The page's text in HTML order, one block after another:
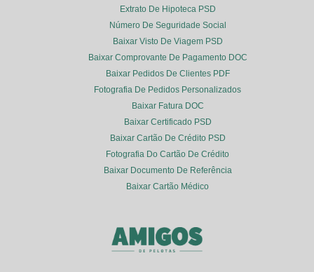
Extrato De Hipoteca PSD
Número De Seguridade Social
Baixar Visto De Viagem PSD
Baixar Comprovante De Pagamento DOC
Baixar Pedidos De Clientes PDF
Fotografia De Pedidos Personalizados
Baixar Fatura DOC
Baixar Certificado PSD
Baixar Cartão De Crédito PSD
Fotografia Do Cartão De Crédito
Baixar Documento De Referência
Baixar Cartão Médico